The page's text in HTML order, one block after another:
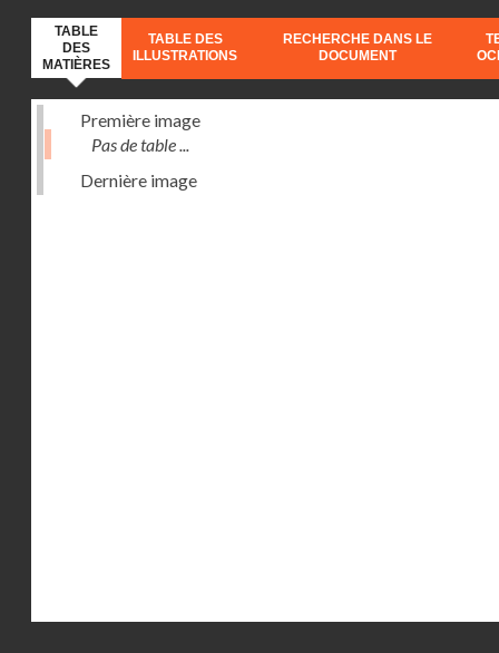
TABLE
DES
MATIÈRES
TABLE DES
ILLUSTRATIONS
RECHERCHE DANS LE
DOCUMENT
Première image
Pas de table ...
Dernière image